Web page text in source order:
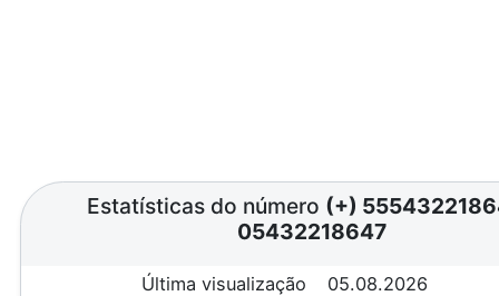
Estatísticas do número (+)
05432218647
Última visualização
05.08.2026